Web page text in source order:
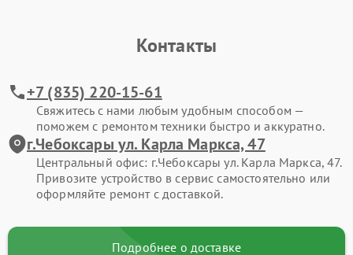
Контакты
+7 (835) 220-15-61
Свяжитесь с нами любым удобным способом —
поможем с ремонтом техники быстро и аккуратно.
г.Чебоксары ул. Карла Маркса, 47
Центральный офис: г.Чебоксары ул. Карла Маркса, 47.
Привозите устройство в сервис самостоятельно или
оформляйте ремонт с доставкой.
Подробнее о доставке